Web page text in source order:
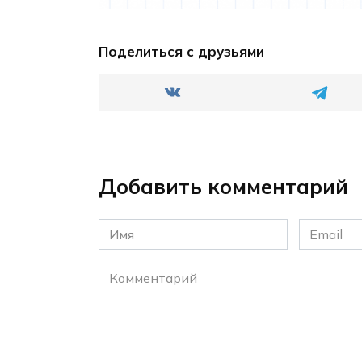
Поделиться с друзьями
Добавить комментарий
Имя
*
Email
*
Комментарий